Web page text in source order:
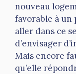
nouveau
favorable à un
aller dans ce
d’envisager
Mais encore
qu’elle